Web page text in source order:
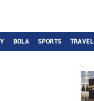
BOLA SPORTS TRAVEL